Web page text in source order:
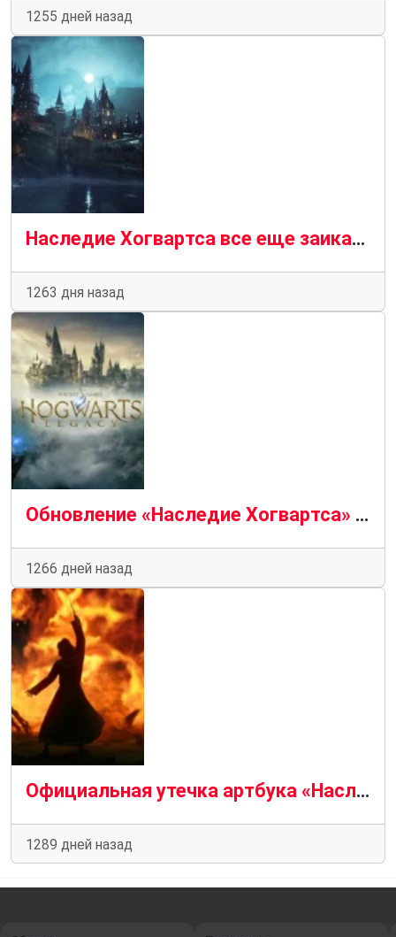
1255 дней назад
Наследие Хогвартса все еще заикается? Мод исправления Ascendio может решить проблему на ПК
1263 дня назад
Обновление «Наследие Хогвартса» содержит столь необходимые оптимизации и исправления ошибок
1266 дней назад
Официальная утечка артбука «Наследие Хогвартса» раскрывает эксклюзивные подробности всего за несколько недель до запуска
1289 дней назад